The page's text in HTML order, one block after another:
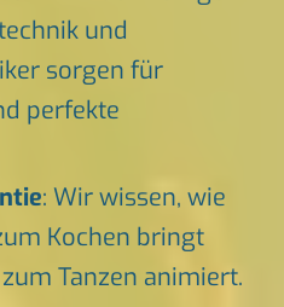
und
sorgen für
perfekte
: Wir wissen, wie
Kochen bringt
Tanzen animiert.